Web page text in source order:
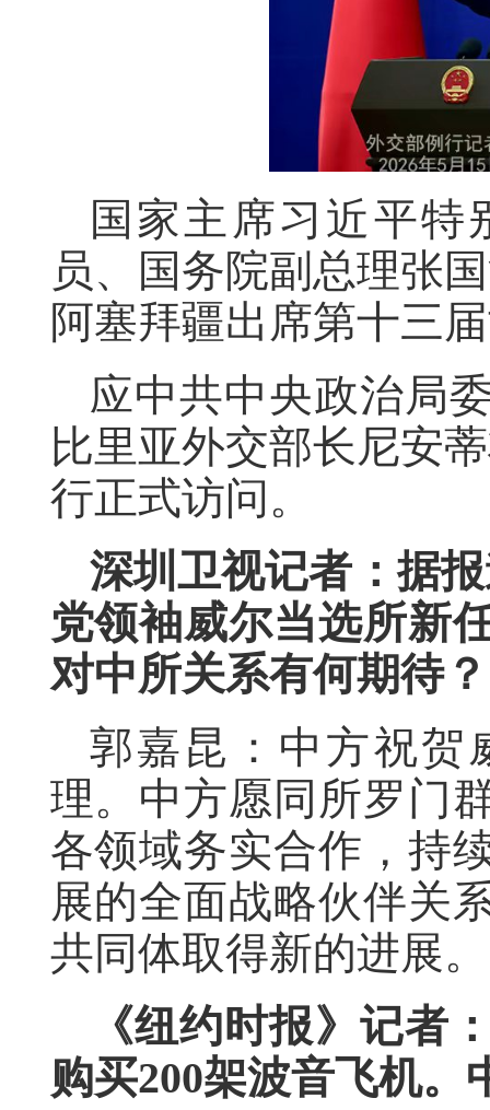
国家主席习近平特
员、国务院副总理张
阿塞拜疆出席第十三
应中共中央政治局
比里亚外交部长尼安
行正式访问。
深圳卫视记者：据
党领袖威尔当选所新
对中所关系有何期待？
郭嘉昆：中方祝贺
理。中方愿同所罗门
各领域务实合作，持
展的全面战略伙伴关
共同体取得新的进展。
《纽约时报》记者
购买200架波音飞机。